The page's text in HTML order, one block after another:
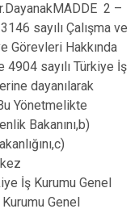
2 –
sayılı Çalışma ve
Görevleri Hakkında
sayılı Türkiye İş
dayanılarak
Yönetmelikte
Bakanını,b)
İş Kurumu Genel
Genel